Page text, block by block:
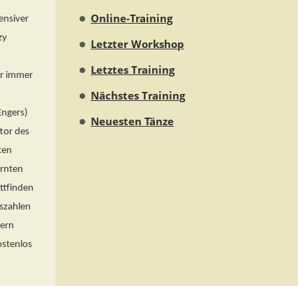
immer
des
Online-Training
Letzter Workshop
Letztes Training
Nächstes Training
Neuesten Tänze